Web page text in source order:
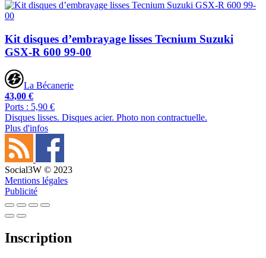
Kit disques d’embrayage lisses Tecnium Suzuki
GSX-R 600 99-00
La Bécanerie
43,00 €
Ports : 5,90 €
Disques lisses. Disques acier. Photo non contractuelle.
Plus d'infos
Social3W © 2023
Mentions légales
Publicité
Inscription